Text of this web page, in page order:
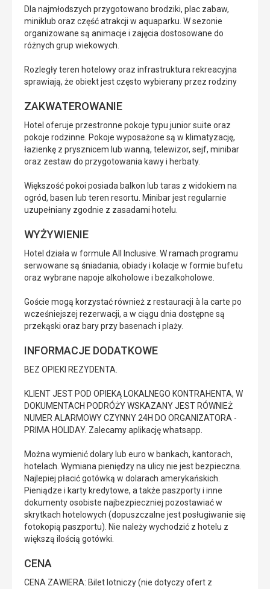
Dla najmłodszych przygotowano brodziki, plac zabaw,
miniklub oraz część atrakcji w aquaparku. W sezonie
organizowane są animacje i zajęcia dostosowane do
różnych grup wiekowych.
Rozległy teren hotelowy oraz infrastruktura rekreacyjna
sprawiają, że obiekt jest często wybierany przez rodziny
ZAKWATEROWANIE
Hotel oferuje przestronne pokoje typu junior suite oraz
pokoje rodzinne. Pokoje wyposażone są w klimatyzację,
łazienkę z prysznicem lub wanną, telewizor, sejf, minibar
oraz zestaw do przygotowania kawy i herbaty.
Większość pokoi posiada balkon lub taras z widokiem na
ogród, basen lub teren resortu. Minibar jest regularnie
uzupełniany zgodnie z zasadami hotelu.
WYŻYWIENIE
Hotel działa w formule All Inclusive. W ramach programu
serwowane są śniadania, obiady i kolacje w formie bufetu
oraz wybrane napoje alkoholowe i bezalkoholowe.
Goście mogą korzystać również z restauracji à la carte po
wcześniejszej rezerwacji, a w ciągu dnia dostępne są
przekąski oraz bary przy basenach i plaży.
INFORMACJE DODATKOWE
BEZ OPIEKI REZYDENTA.
KLIENT JEST POD OPIEKĄ LOKALNEGO KONTRAHENTA, W
DOKUMENTACH PODRÓŻY WSKAZANY JEST RÓWNIEŻ
NUMER ALARMOWY CZYNNY 24H DO ORGANIZATORA -
PRIMA HOLIDAY. Zalecamy aplikację whatsapp.
Można wymienić dolary lub euro w bankach, kantorach,
hotelach. Wymiana pieniędzy na ulicy nie jest bezpieczna.
Najlepiej płacić gotówką w dolarach amerykańskich.
Pieniądze i karty kredytowe, a także paszporty i inne
dokumenty osobiste najbezpieczniej pozostawiać w
skrytkach hotelowych (dopuszczalne jest posługiwanie się
fotokopią paszportu). Nie należy wychodzić z hotelu z
większą ilością gotówki.
CENA
CENA ZAWIERA: Bilet lotniczy (nie dotyczy ofert z